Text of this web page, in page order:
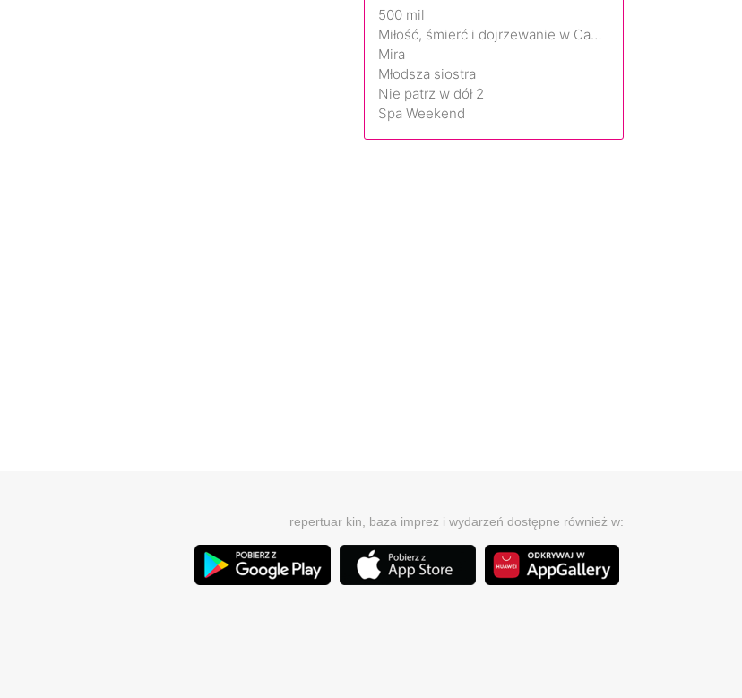
500 mil
Miłość, śmierć i dojrzewanie w Camp Miasma
Mira
Młodsza siostra
Nie patrz w dół 2
Spa Weekend
repertuar kin, baza imprez i wydarzeń dostępne również w: